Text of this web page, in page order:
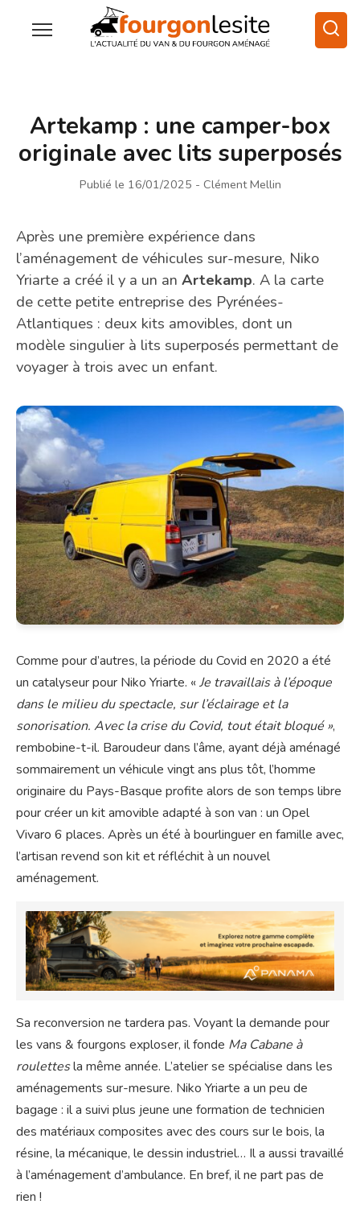
Artekamp : une camper-box
originale avec lits superposés
Publié le 16/01/2025 - Clément Mellin
Après une première expérience dans
l’aménagement de véhicules sur-mesure, Niko
Yriarte a créé il y a un an Artekamp. A la carte
de cette petite entreprise des Pyrénées-
Atlantiques : deux kits amovibles, dont un
modèle singulier à lits superposés permettant de
voyager à trois avec un enfant.
Comme pour d’autres, la période du Covid en 2020 a été
un catalyseur pour Niko Yriarte. « Je travaillais à l’époque
dans le milieu du spectacle, sur l’éclairage et la
sonorisation. Avec la crise du Covid, tout était bloqué »,
rembobine-t-il. Baroudeur dans l’âme, ayant déjà aménagé
sommairement un véhicule vingt ans plus tôt, l’homme
originaire du Pays-Basque profite alors de son temps libre
pour créer un kit amovible adapté à son van : un Opel
Vivaro 6 places. Après un été à bourlinguer en famille avec,
l’artisan revend son kit et réfléchit à un nouvel
aménagement.
Sa reconversion ne tardera pas. Voyant la demande pour
les vans & fourgons exploser, il fonde Ma Cabane à
roulettesla même année. L’atelier se spécialise dans les
aménagements sur-mesure. Niko Yriarte a un peu de
bagage : il a suivi plus jeune une formation de technicien
des matériaux composites avec des cours sur le bois, la
résine, la mécanique, le dessin industriel… Il a aussi travaillé
à l’aménagement d’ambulance. En bref, il ne part pas de
rien !